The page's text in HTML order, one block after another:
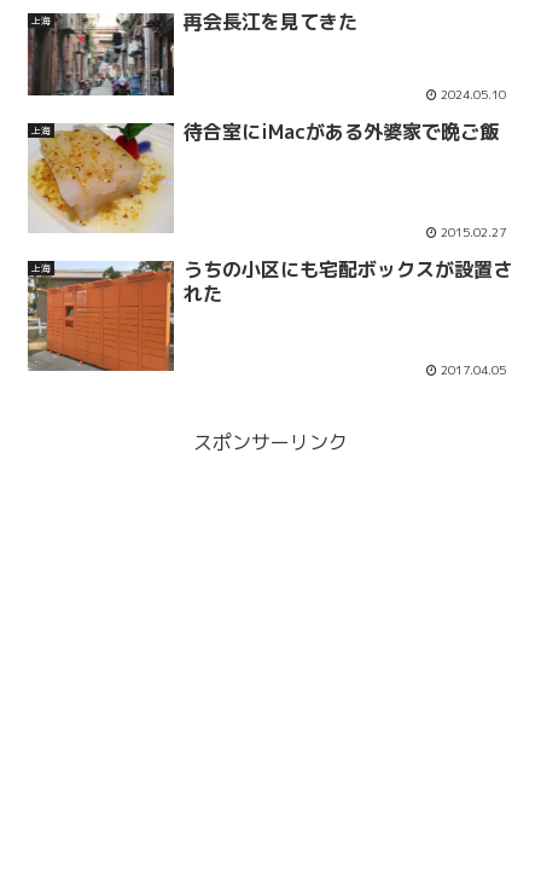
上海 再会長江を見てきた
2024.05.10
上海 待合室にiMacがある外婆家で晩ご飯
2015.02.27
上海
うちの小区にも宅配ボックスが設置さ
れた
2017.04.05
スポンサーリンク